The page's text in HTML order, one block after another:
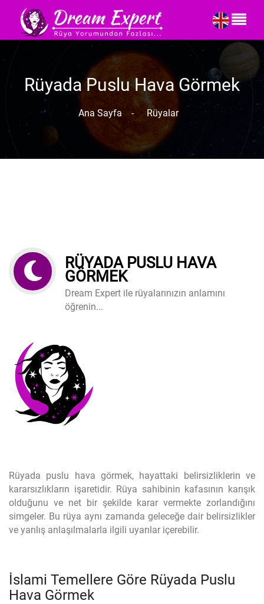
Rüyada Puslu Hava Görmek
Ana Sayfa - Rüyalar
RÜYADA PUSLU HAVA
GÖRMEK
Dream Expert ile rüyalarınızın anlamını
öğrenin...
Rüyada puslu hava görmek, hayattaki belirsizliklerin ve
kararsızlıkların işaretidir. Rüya sahibinin kafasının karışık
olduğunu ve net bir şekilde karar vermekte zorlandığını
simgeler. Bu rüya aynı zamanda geleceğe dair belirsizlikler
ve yanlış anlaşılmalarla ilgili uyarılar içerebilir.
İslami Temellere Göre Rüyada Puslu
Hava Görmek